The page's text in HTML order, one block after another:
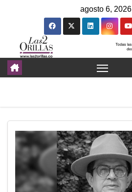
agosto 6, 2026